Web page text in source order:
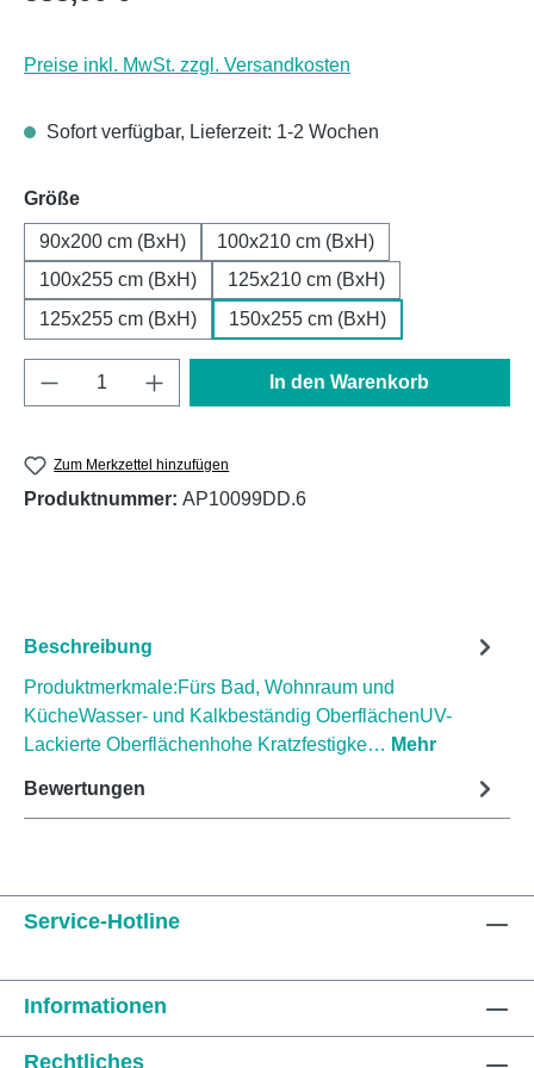
Preise inkl. MwSt. zzgl. Versandkosten
Sofort verfügbar, Lieferzeit: 1-2 Wochen
Größeauswählen
90x200 cm (BxH)
100x210 cm (BxH)
100x255 cm (BxH)
125x210 cm (BxH)
125x255 cm (BxH)
150x255 cm (BxH)
Produkt Anzahl: Gib den gewünschten
In den Warenkorb
Zum Merkzettel hinzufügen
Produktnummer: AP10099DD.6
Beschreibung
Produktmerkmale:Fürs Bad, Wohnraum und
KücheWasser- und Kalkbeständig OberflächenUV-
Lackierte Oberflächenhohe Kratzfestigke… Mehr
Bewertungen
Service-Hotline
Informationen
Rechtliches